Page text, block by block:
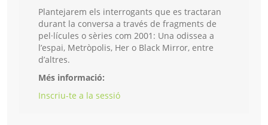
Plantejarem els interrogants que es tractaran
durant la conversa a través de fragments de
pel·lícules o sèries com 2001: Una odissea a
l’espai, Metròpolis, Her o Black Mirror, entre
d’altres.
Més informació:
Inscriu-te a la sessió